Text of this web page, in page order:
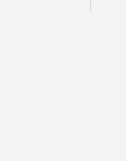
Bepreisung
starten